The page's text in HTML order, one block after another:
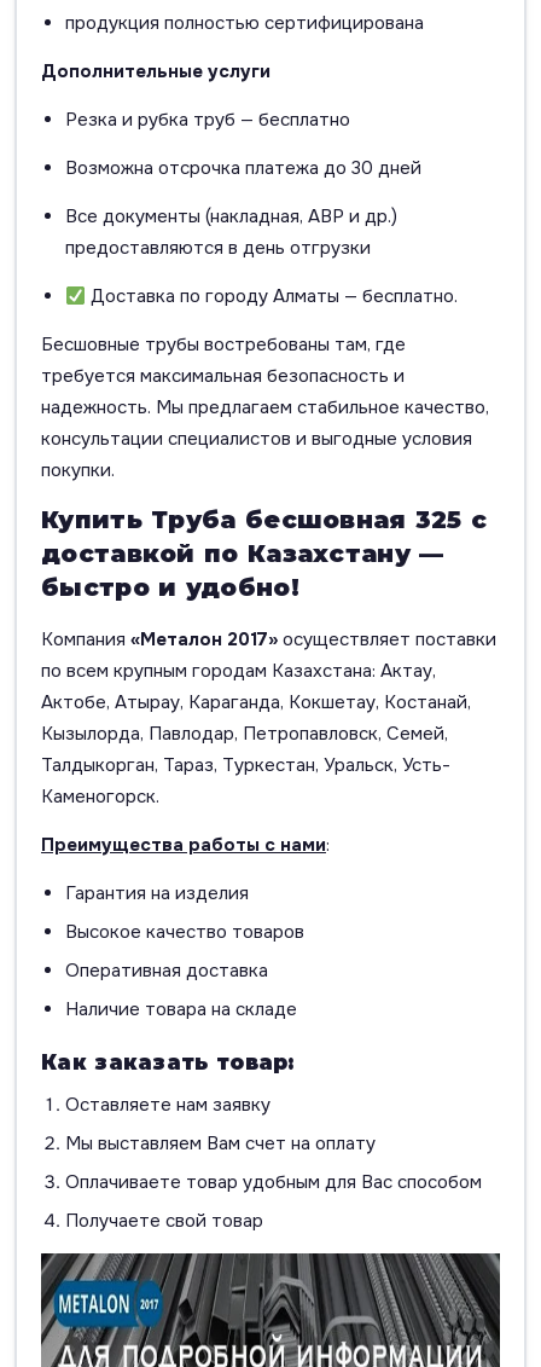
продукция полностью сертифицирована
Дополнительные услуги
Резка и рубка труб — бесплатно
Возможна отсрочка платежа до 30 дней
Все документы (накладная, АВР и др.)
предоставляются в день отгрузки
Доставка по городу Алматы — бесплатно.
Бесшовные трубы востребованы там, где
требуется максимальная безопасность и
надежность. Мы предлагаем стабильное качество,
консультации специалистов и выгодные условия
покупки.
Купить Труба бесшовная 325 с
доставкой по Казахстану —
быстро и удобно!
Компания «Металон 2017» осуществляет поставки
по всем крупным городам Казахстана: Актау,
Актобе, Атырау, Караганда, Кокшетау, Костанай,
Кызылорда, Павлодар, Петропавловск, Семей,
Талдыкорган, Тараз, Туркестан, Уральск, Усть-
Каменогорск.
Преимущества работы с нами:
Гарантия на изделия
Высокое качество товаров
Оперативная доставка
Наличие товара на складе
Как заказать товар:
Оставляете нам заявку
Мы выставляем Вам счет на оплату
Оплачиваете товар удобным для Вас способом
Получаете свой товар